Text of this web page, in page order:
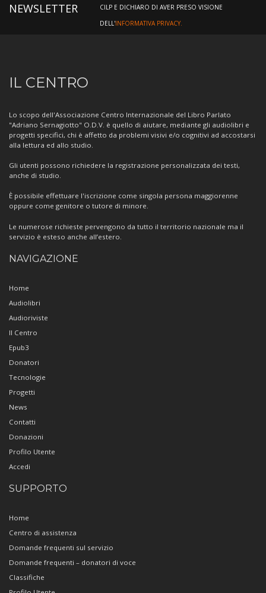
NEWSLETTER
CILP E DICHIARO DI AVER PRESO VISIONE
DELL'INFORMATIVA PRIVACY.
Informazioni
sul
Centro
IL CENTRO
Lo scopo dell'Associazione Centro Internazionale del Libro Parlato
"Adriano Sernagiotto" O.D.V. è quello di aiutare, mediante gli audiolibri e
progetti specifici, chi è affetto da problemi visivi e/o cognitivi ad accostarsi
alla lettura ed allo studio.
Gli utenti possono richiedere la registrazione personalizzata dei testi,
anche di studio.
È possibile effettuare l'iscrizione come singola persona maggiorenne
oppure come genitore o tutore di minore.
Le numerose richieste pervengono da tutto il territorio nazionale ma il
servizio è esteso anche all’estero.
NAVIGAZIONE
Home
Audiolibri
Audioriviste
Il Centro
Epub3
Donatori
Tecnologie
Progetti
News
Contatti
Donazioni
Profilo Utente
Accedi
SUPPORTO
Home
Centro di assistenza
Domande frequenti sul servizio
Domande frequenti – donatori di voce
Classifiche